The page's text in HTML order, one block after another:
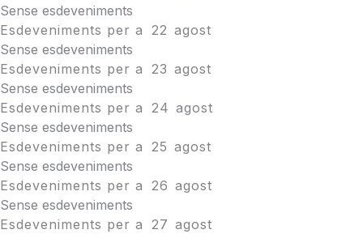
Sense esdeveniments
Esdeveniments per a
22 agost
Sense esdeveniments
Esdeveniments per a
23 agost
Sense esdeveniments
Esdeveniments per a
24 agost
Sense esdeveniments
Esdeveniments per a
25 agost
Sense esdeveniments
Esdeveniments per a
26 agost
Sense esdeveniments
Esdeveniments per a
27 agost